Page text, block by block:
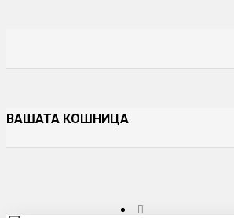
ВАШАТА КОШНИЦА